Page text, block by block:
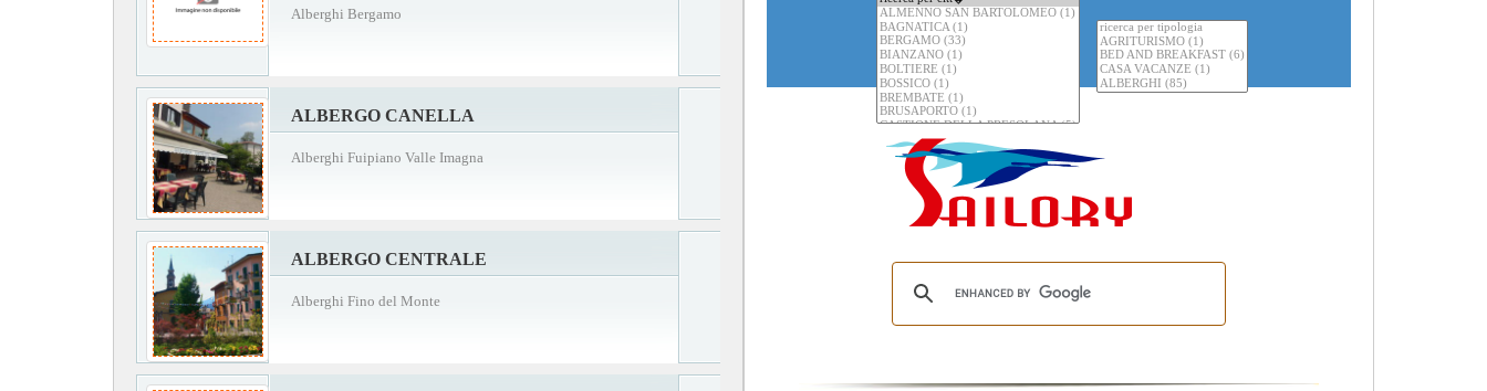
Alberghi Bergamo
ALBERGO CANELLA
Alberghi Fuipiano Valle Imagna
ALBERGO CENTRALE
Alberghi Fino del Monte